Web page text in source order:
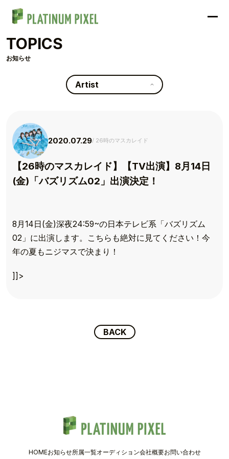
TOP
TOPICS
SCHEDULE
COMPANY
TOPICS
お知らせ
Artist
2020.07.29 26時のマスカレイド
【26時のマスカレイド】【TV出演】8月14日
(金)「バズリズム02」出演決定！
8月14日(金)深夜24:59~の日本テレビ系「バズリズム
02」に出演します。こちらも絶対に見てください！今
年の夏もニジマスで決まり！
]]>
BACK
HOMEお知らせ所属一覧オーディション会社概要お問い合わせ